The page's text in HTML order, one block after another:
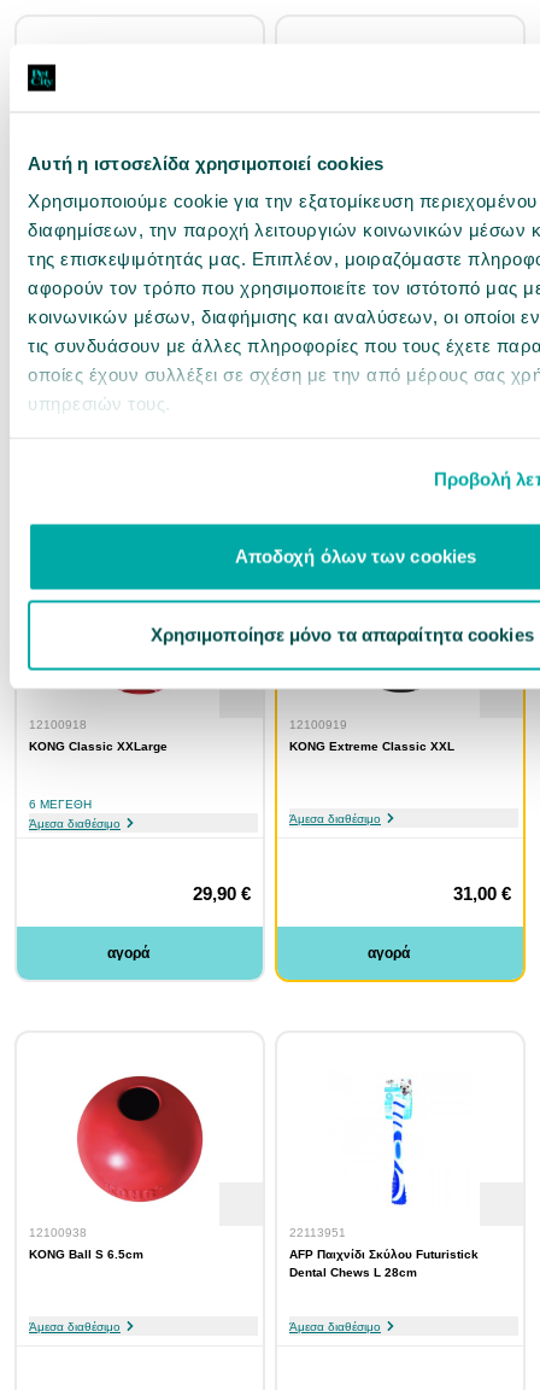
Αυτή η ιστοσελίδα χρησιμοποιεί cookies
Χρησιμοποιούμε cookie για την εξατομίκευση περιεχομένου
διαφημίσεων, την παροχή λειτουργιών κοινωνικών μέσων
της επισκεψιμότητάς μας. Επιπλέον, μοιραζόμαστε
αφορούν τον τρόπο που χρησιμοποιείτε τον ιστότοπό μας
κοινωνικών μέσων, διαφήμισης και αναλύσεων, οι οποίοι
τις συνδυάσουν με άλλες πληροφορίες που τους έχετε
οποίες έχουν συλλέξει σε σχέση με την από μέρους σας
υπηρεσιών τους.
Προβολή
Αποδοχή όλων των cookies
Χρησιμοποίησε μόνο τα απαραίτητα cookies
AFP Παιχνίδι Σκύλου Puppyfier L
Τιρκουάζ 13cm
Άμεσα διαθέσιμο
5,40 €
Cerda Παιχνίδι Σκύλου Avengers Iron
Man 26cm
Άμεσα διαθέσιμο
8,13 €
12100918
KONG Classic XΧLarge
6 ΜΕΓΈΘΗ
Άμεσα διαθέσιμο
29,90 €
αγορά
12100919
KONG Extreme Classic XXL
Άμεσα διαθέσιμο
31,00 €
αγορά
12100938
KONG Ball S 6.5cm
Άμεσα διαθέσιμο
22113951
AFP Παιχνίδι Σκύλου Futuristick
Dental Chews L 28cm
Άμεσα διαθέσιμο